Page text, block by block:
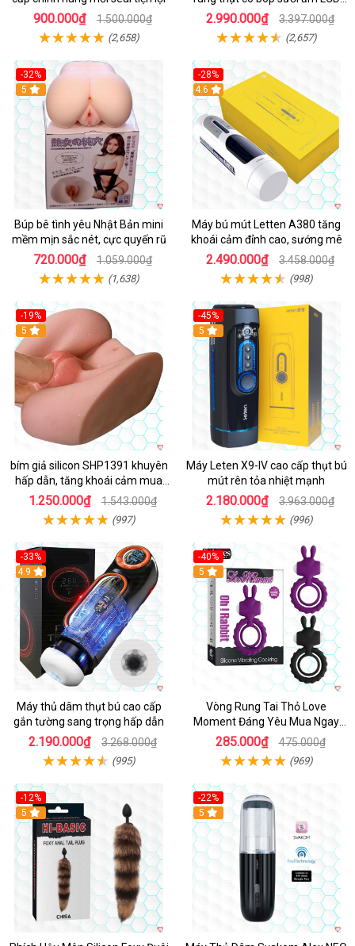
900.000₫ 1.500.000₫
(2,658)
đẹp
2.990.000₫ 3.397.000₫
(2,657)
-32%
Hot
5
Búp bê tình yêu Nhật Bản mini
mềm mịn sắc nét, cực quyến rũ
720.000₫ 1.059.000₫
(1,638)
-28%
Hot
4.6
Máy bú mút Letten A380 tăng
khoái cảm đỉnh cao, sướng mê
2.490.000₫ 3.458.000₫
(998)
-19%
Hot
5
bím giả silicon SHP1391 khuyên
hấp dẫn, tăng khoái cảm mua
ngay
1.250.000₫ 1.543.000₫
(997)
-45%
Hot
5
Máy Leten X9-IV cao cấp thụt bú
mút rên tỏa nhiệt mạnh
2.180.000₫ 3.963.000₫
(996)
-33%
Hot
4.9
Máy thủ dâm thụt bú cao cấp
gắn tường sang trọng hấp dẫn
2.190.000₫ 3.268.000₫
(995)
-40%
5
Vòng Rung Tai Thỏ Love
Moment Đáng Yêu Mua Ngay
Giá Tốt
285.000₫ 475.000₫
(969)
-12%
Hot
5
-22%
5